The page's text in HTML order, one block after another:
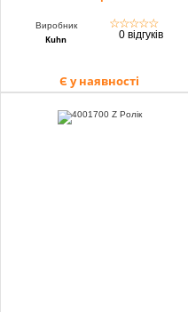
Виробник
Kuhn
☆☆☆☆☆
0 відгуків
Є у наявності